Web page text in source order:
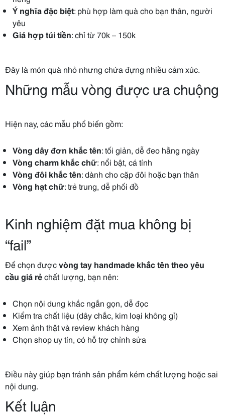
Ý nghĩa đặc biệt: phù hợp làm quà cho bạn thân, người
yêu
Giá hợp túi tiền: chỉ từ 70k – 150k
Đây là món quà nhỏ nhưng chứa đựng nhiều cảm xúc.
Những mẫu vòng được ưa chuộng
Hiện nay, các mẫu phổ biến gồm:
Vòng dây đơn khắc tên: tối giản, dễ đeo hằng ngày
Vòng charm khắc chữ: nổi bật, cá tính
Vòng đôi khắc tên: dành cho cặp đôi hoặc bạn thân
Vòng hạt chữ: trẻ trung, dễ phối đồ
Kinh nghiệm đặt mua không bị
“fail”
Để chọn đượcvòng tay handmade khắc tên theo yêu
cầu giá rẻchất lượng, bạn nên:
Chọn nội dung khắc ngắn gọn, dễ đọc
Kiểm tra chất liệu (dây chắc, kim loại không gỉ)
Xem ảnh thật và review khách hàng
Chọn shop uy tín, có hỗ trợ chỉnh sửa
Điều này giúp bạn tránh sản phẩm kém chất lượng hoặc sai
nội dung.
Kết luận